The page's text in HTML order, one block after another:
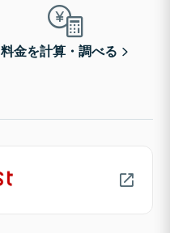
料金を計算・調べる